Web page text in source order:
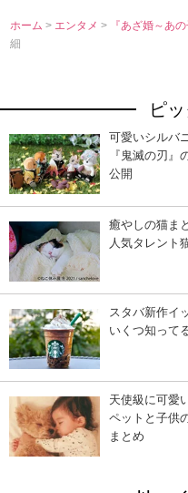
ホーム > エンタメ> 『あざ婚～あ
細
ピ
可愛いシルバ
『鬼滅の刃
公開
癒やしの猫ま
人気タレント
スタバ新作イ
いくつ知って
天使級に可愛
ペットと子供
まとめ